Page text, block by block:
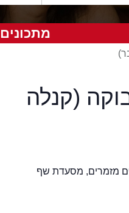
מתכונים
(קנלה
מזמרים, מסעדת שף